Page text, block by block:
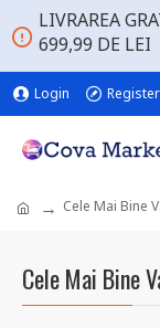
LIVRAREA
699,99 DE LEI
Login Register
Cele Mai Bine
Cele Mai Bine